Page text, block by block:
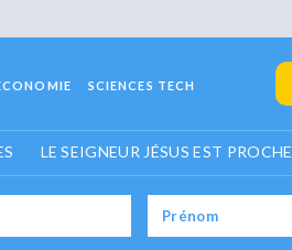
SCIENCES TECH
LE SEIGNEUR JÉSUS EST PROCHE